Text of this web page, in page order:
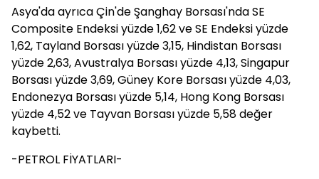
Asya'da ayrıca Çin'de Şanghay Borsası'nda SE
Composite Endeksi yüzde 1,62 ve SE Endeksi yüzde
1,62, Tayland Borsası yüzde 3,15, Hindistan Borsası
yüzde 2,63, Avustralya Borsası yüzde 4,13, Singapur
Borsası yüzde 3,69, Güney Kore Borsası yüzde 4,03,
Endonezya Borsası yüzde 5,14, Hong Kong Borsası
yüzde 4,52 ve Tayvan Borsası yüzde 5,58 değer
kaybetti.
-PETROL FİYATLARI-